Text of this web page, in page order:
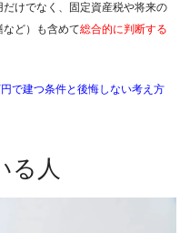
けでなく、固定資産税や将来の
など）も含めて総合的に判断する
で建つ条件と後悔しない考え方
る人